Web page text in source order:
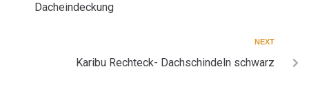
Dacheindeckung
NEXT
Karibu Rechteck- Dachschindeln schwarz